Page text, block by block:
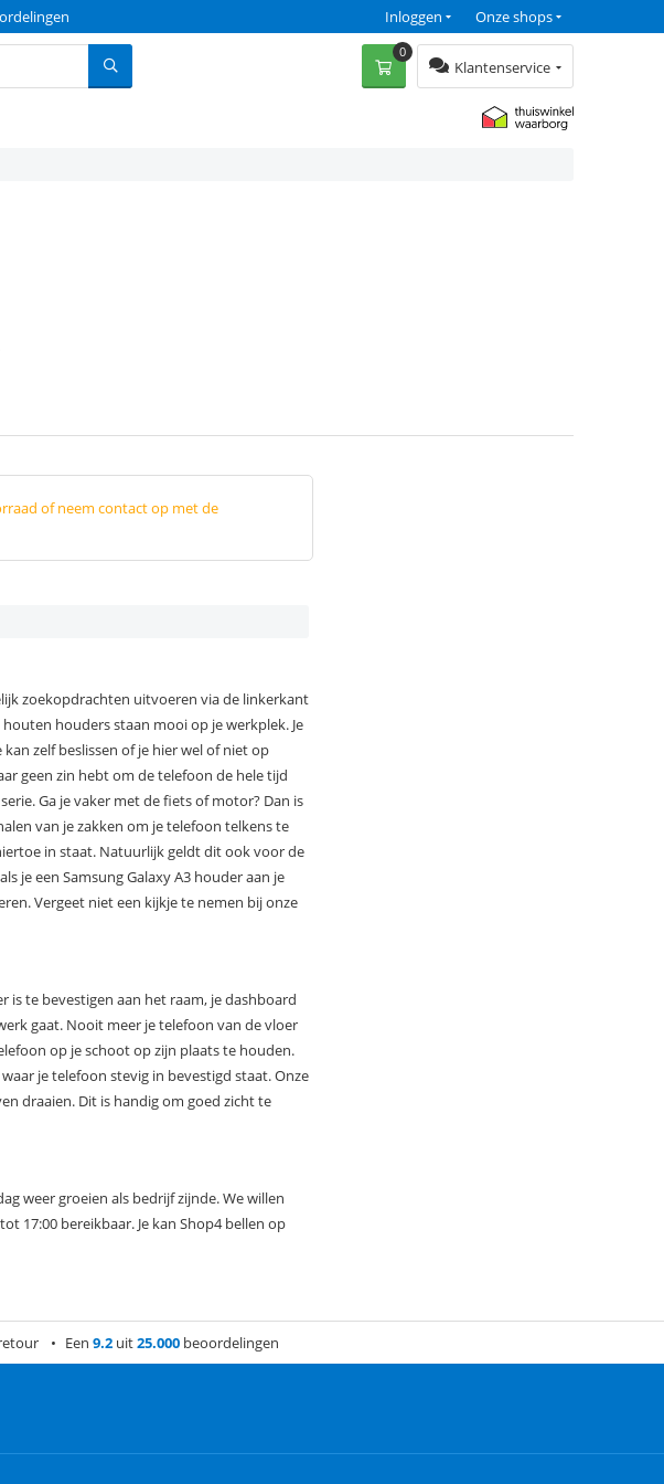
Onze shops
Inloggen
Klantenservice
0
of neem contact op met de
zoekopdrachten uitvoeren via de linkerkant
houders staan mooi op je werkplek. Je
zelf beslissen of je hier wel of niet op
geen zin hebt om de telefoon de hele tijd
Ga je vaker met de fiets of motor? Dan is
van je zakken om je telefoon telkens te
in staat. Natuurlijk geldt dit ook voor de
je een Samsung Galaxy A3 houder aan je
Vergeet niet een kijkje te nemen bij onze
is te bevestigen aan het raam, je dashboard
gaat. Nooit meer je telefoon van de vloer
op je schoot op zijn plaats te houden.
je telefoon stevig in bevestigd staat. Onze
draaien. Dit is handig om goed zicht te
weer groeien als bedrijf zijnde. We willen
17:00 bereikbaar. Je kan Shop4 bellen op
Een 9.2uit25.000beoordelingen